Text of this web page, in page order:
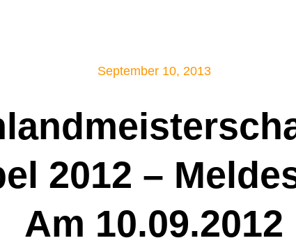
September 10, 2013
2012 –
Am 10.09.2012